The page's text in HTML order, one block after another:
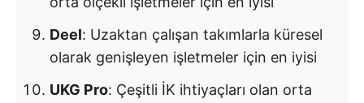
Deel: Uzaktan çalışan takımlarla küresel
olarak genişleyen işletmeler için en iyisi
UKG Pro: Çeşitli İK ihtiyaçları olan orta